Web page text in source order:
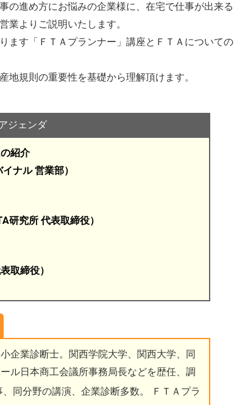
の進め方にお悩みの企業様に、在宅で仕事が出来る
業よりご説明いたします。
ます「ＦＴＡプランナー」講座とＦＴＡについての
規則の重要性を基礎から理解頂けます。
ジェンダ
紹介
ル 営業部）
究所 代表取締役）
取締役）
企業診断士。関西学院大学、関西大学、同
ル日本商工会議所事務局長などを歴任、調
同分野の講演、企業診断多数。
ＦＴＡプラ